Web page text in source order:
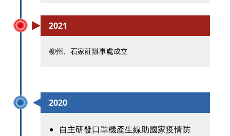
2021
柳州、石家莊辦事處成立
2020
自主研發口罩機產生線助國家疫情防